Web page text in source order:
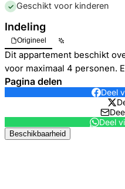
✓ Geschikt voor kinderen
Indeling
Origineel
Dit appartement beschikt
voor maximaal 4 personen.
Pagina delen
Deel
Deel
Beschikbaarheid